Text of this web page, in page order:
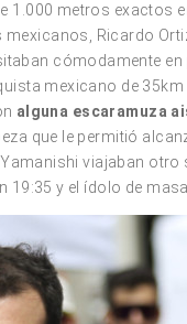
1.000 metros exactos
Ricardo
cómodamente
mexicano de
alguna escaramuza
que le permitió
viajaban
19:35 y el ídolo de